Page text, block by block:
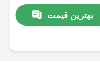
بهترین قیمت